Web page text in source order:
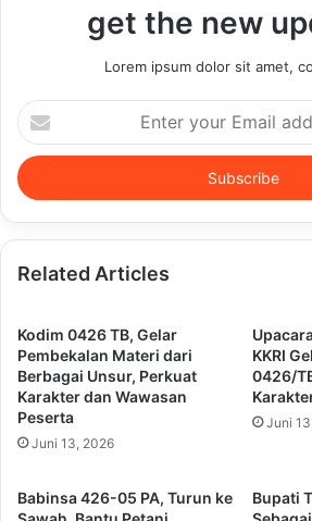
get the new
Lorem ipsum dolor sit amet,
Enter
your
Email
address
Related Articles
Kodim 0426 TB, Gelar
Pembekalan Materi dari
Berbagai Unsur, Perkuat
Karakter dan Wawasan
Peserta
Juni 13, 2026
KKRI
0426/
Juni
Babinsa 426-05 PA, Turun ke
Bupati